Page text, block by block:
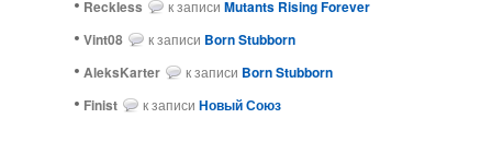
ReckIess
к записи Mutants Rising Forever
Vint08
к записи Born Stubborn
AleksKarter
к записи Born Stubborn
Finist
к записи Новый Союз